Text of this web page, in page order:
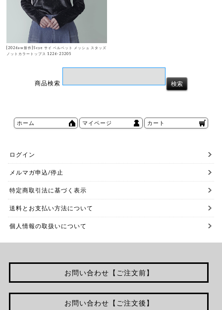
[2026aw新作]Scye サイ ベルベット メッシュ スタッズ
ノットカラートップス 1226-23205
商品検索
ホーム マイページ カート
ログイン
メルマガ申込/停止
特定商取引法に基づく表示
送料とお支払い方法について
個人情報の取扱いについて
お問い合わせ【ご注文前】
お問い合わせ【ご注文後】